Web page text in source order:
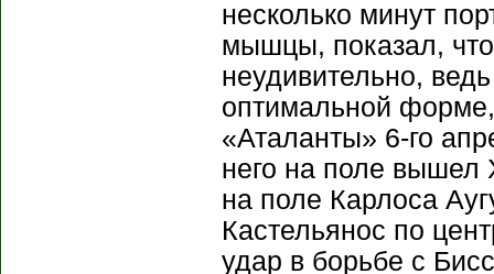
несколько минут
мышцы, показал,
неудивительно,
оптимальной
«Аталанты» 6-го
него на поле вышел
на поле Карлоса
Кастельянос по
удар в борьбе с